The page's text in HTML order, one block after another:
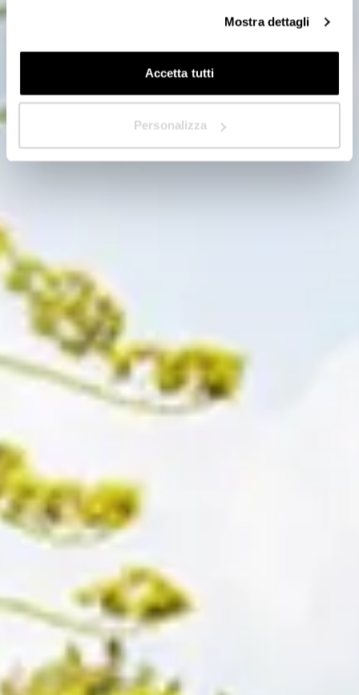
Mostra dettagli
Accetta tutti
Personalizza
Suivant